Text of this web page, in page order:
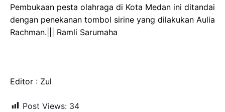
Pembukaan pesta olahraga di Kota Medan ini ditandai
dengan penekanan tombol sirine yang dilakukan Aulia
Rachman.||| Ramli Sarumaha
Editor : Zul
Post Views: 34